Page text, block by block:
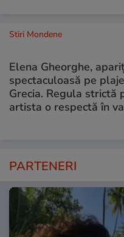
Stiri Mondene
Elena Gheorghe,
spectaculoasă pe
Grecia. Regula strictă
artista o respectă în
PARTENERI